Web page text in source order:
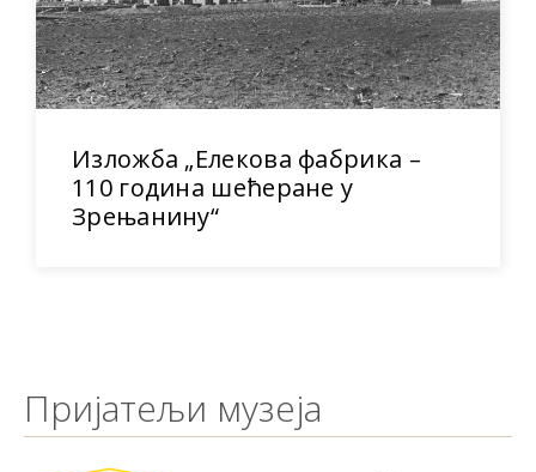
Изложба „Елекова фабрика –
110 година шећеране у
Зрењанину“
Пријатељи музеја